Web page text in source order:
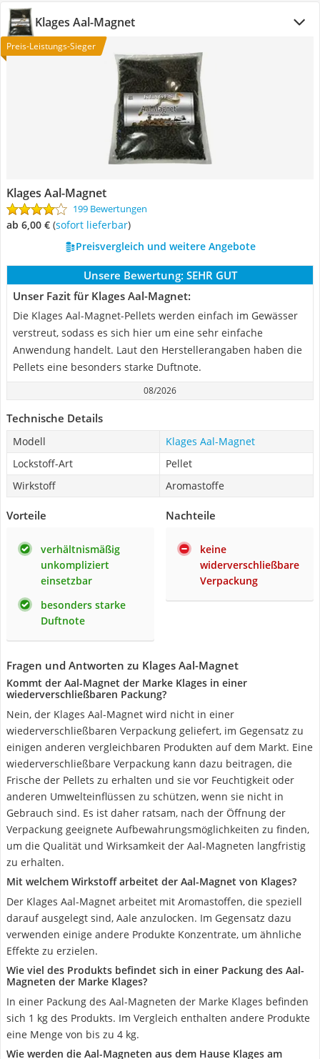
Klages Aal-Magnet
Preis-Leistungs-Sieger
Klages Aal-Magnet
199 Bewertungen
ab 6,00 € ( Sofort lieferbar)
Preisvergleich und weitere Angebote
Unsere Bewertung: SEHR GUT
Unser Fazit für Klages Aal-Magnet:
Die Klages Aal-Magnet-Pellets werden einfach im Gewässer
verstreut, sodass es sich hier um eine sehr einfache
Anwendung handelt. Laut den Herstellerangaben haben die
Pellets eine besonders starke Duftnote.
08/2026
Technische Details
Modell
Klages Aal-Magnet
Lockstoff-Art
Pellet
Wirkstoff
Aromastoffe
Vorteile
verhältnismäßig
unkompliziert
einsetzbar
besonders starke
Duftnote
Nachteile
keine
widerverschließbare
Verpackung
Fragen und Antworten zu Klages Aal-Magnet
Kommt der Aal-Magnet der Marke Klages in einer
wiederverschließbaren Packung?
Nein, der Klages Aal-Magnet wird nicht in einer
wiederverschließbaren Verpackung geliefert, im Gegensatz zu
einigen anderen vergleichbaren Produkten auf dem Markt. Eine
wiederverschließbare Verpackung kann dazu beitragen, die
Frische der Pellets zu erhalten und sie vor Feuchtigkeit oder
anderen Umwelteinflüssen zu schützen, wenn sie nicht in
Gebrauch sind. Es ist daher ratsam, nach der Öffnung der
Verpackung geeignete Aufbewahrungsmöglichkeiten zu finden,
um die Qualität und Wirksamkeit der Aal-Magneten langfristig
zu erhalten.
Mit welchem Wirkstoff arbeitet der Aal-Magnet von Klages?
Der Klages Aal-Magnet arbeitet mit Aromastoffen, die speziell
darauf ausgelegt sind, Aale anzulocken. Im Gegensatz dazu
verwenden einige andere Produkte Konzentrate, um ähnliche
Effekte zu erzielen.
Wie viel des Produkts befindet sich in einer Packung des Aal-
Magneten der Marke Klages?
In einer Packung des Aal-Magneten der Marke Klages befinden
sich 1 kg des Produkts. Im Vergleich enthalten andere Produkte
eine Menge von bis zu 4 kg.
Wie werden die Aal-Magneten aus dem Hause Klages am